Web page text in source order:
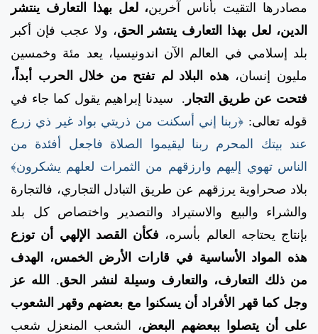
مصادرها التقيت بأناس آخرين، لعل بهذا التعارف ينتشر
الدين، لعل بهذا التعارف ينتشر الحق، ولا عجب فإن أكبر
بلد إسلامي في العالم الآن اندونيسيا، يعد مئة وخمسين
مليون إنسان،هذه البلاد لم تفتح من خلال الحرب أبداً،
فتحت عن طريق التجار .
سيدنا إبراهيم يقول كما جاء في
قوله تعالى: ﴿ربنا إني أسكنت من ذريتي بواد غير ذي زرع
عند بيتك المحرم ربنا ليقيموا الصلاة فاجعل أفئدة من
الناس تهوي إليهم وارزقهم من الثمرات لعلهم يشكرون﴾
بلاد صحراوية يرزقهم عن طريق التبادل التجاري، فالتجارة
والشراء والبيع والاستيراد والتصدير واختصاص كل بلد
بإنتاج يحتاجه العالم بأسره، فكأن القصد الإلهي أن توزع
هذه المواد الأساسية في قارات الأرض الخمس، الهدف
من ذلك التعارف، والتعارف وسيلة لنشر الحق.
الله عز
وجل كما قهر الأفراد أن يسكنوا مع بعضهم وقهر الشعوب
على أن يتصلوا ببعضهم البعض، الشعب المنعزل شعب